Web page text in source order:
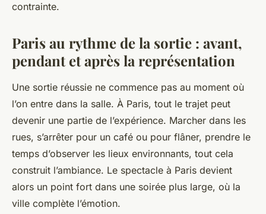
contrainte.
Paris au rythme de la sortie : avant,
pendant et après la représentation
Une sortie réussie ne commence pas au moment où
l’on entre dans la salle. À Paris, tout le trajet peut
devenir une partie de l’expérience. Marcher dans les
rues, s’arrêter pour un café ou pour flâner, prendre le
temps d’observer les lieux environnants, tout cela
construit l’ambiance. Le spectacle à Paris devient
alors un point fort dans une soirée plus large, où la
ville complète l’émotion.